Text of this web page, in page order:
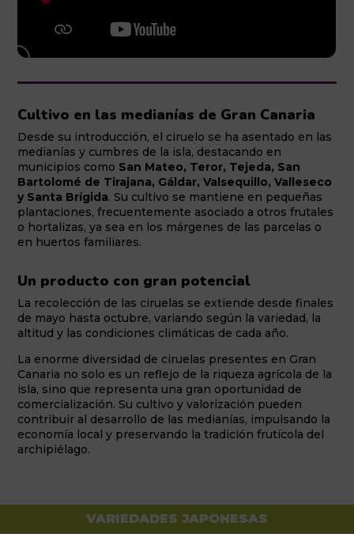
Cultivo en las medianías de Gran Canaria
Desde su introducción, el ciruelo se ha asentado en las
medianías y cumbres de la isla, destacando en
municipios como San Mateo, Teror, Tejeda, San
Bartolomé de Tirajana, Gáldar, Valsequillo, Valleseco
y Santa Brígida. Su cultivo se mantiene en pequeñas
plantaciones, frecuentemente asociado a otros frutales
o hortalizas, ya sea en los márgenes de las parcelas o
en huertos familiares.
Un producto con gran potencial
La recolección de las ciruelas se extiende desde finales
de mayo hasta octubre, variando según la variedad, la
altitud y las condiciones climáticas de cada año.
La enorme diversidad de ciruelas presentes en Gran
Canaria no solo es un reflejo de la riqueza agrícola de la
isla, sino que representa una gran oportunidad de
comercialización. Su cultivo y valorización pueden
contribuir al desarrollo de las medianías, impulsando la
economía local y preservando la tradición frutícola del
archipiélago.
VARIEDADES JAPONESAS